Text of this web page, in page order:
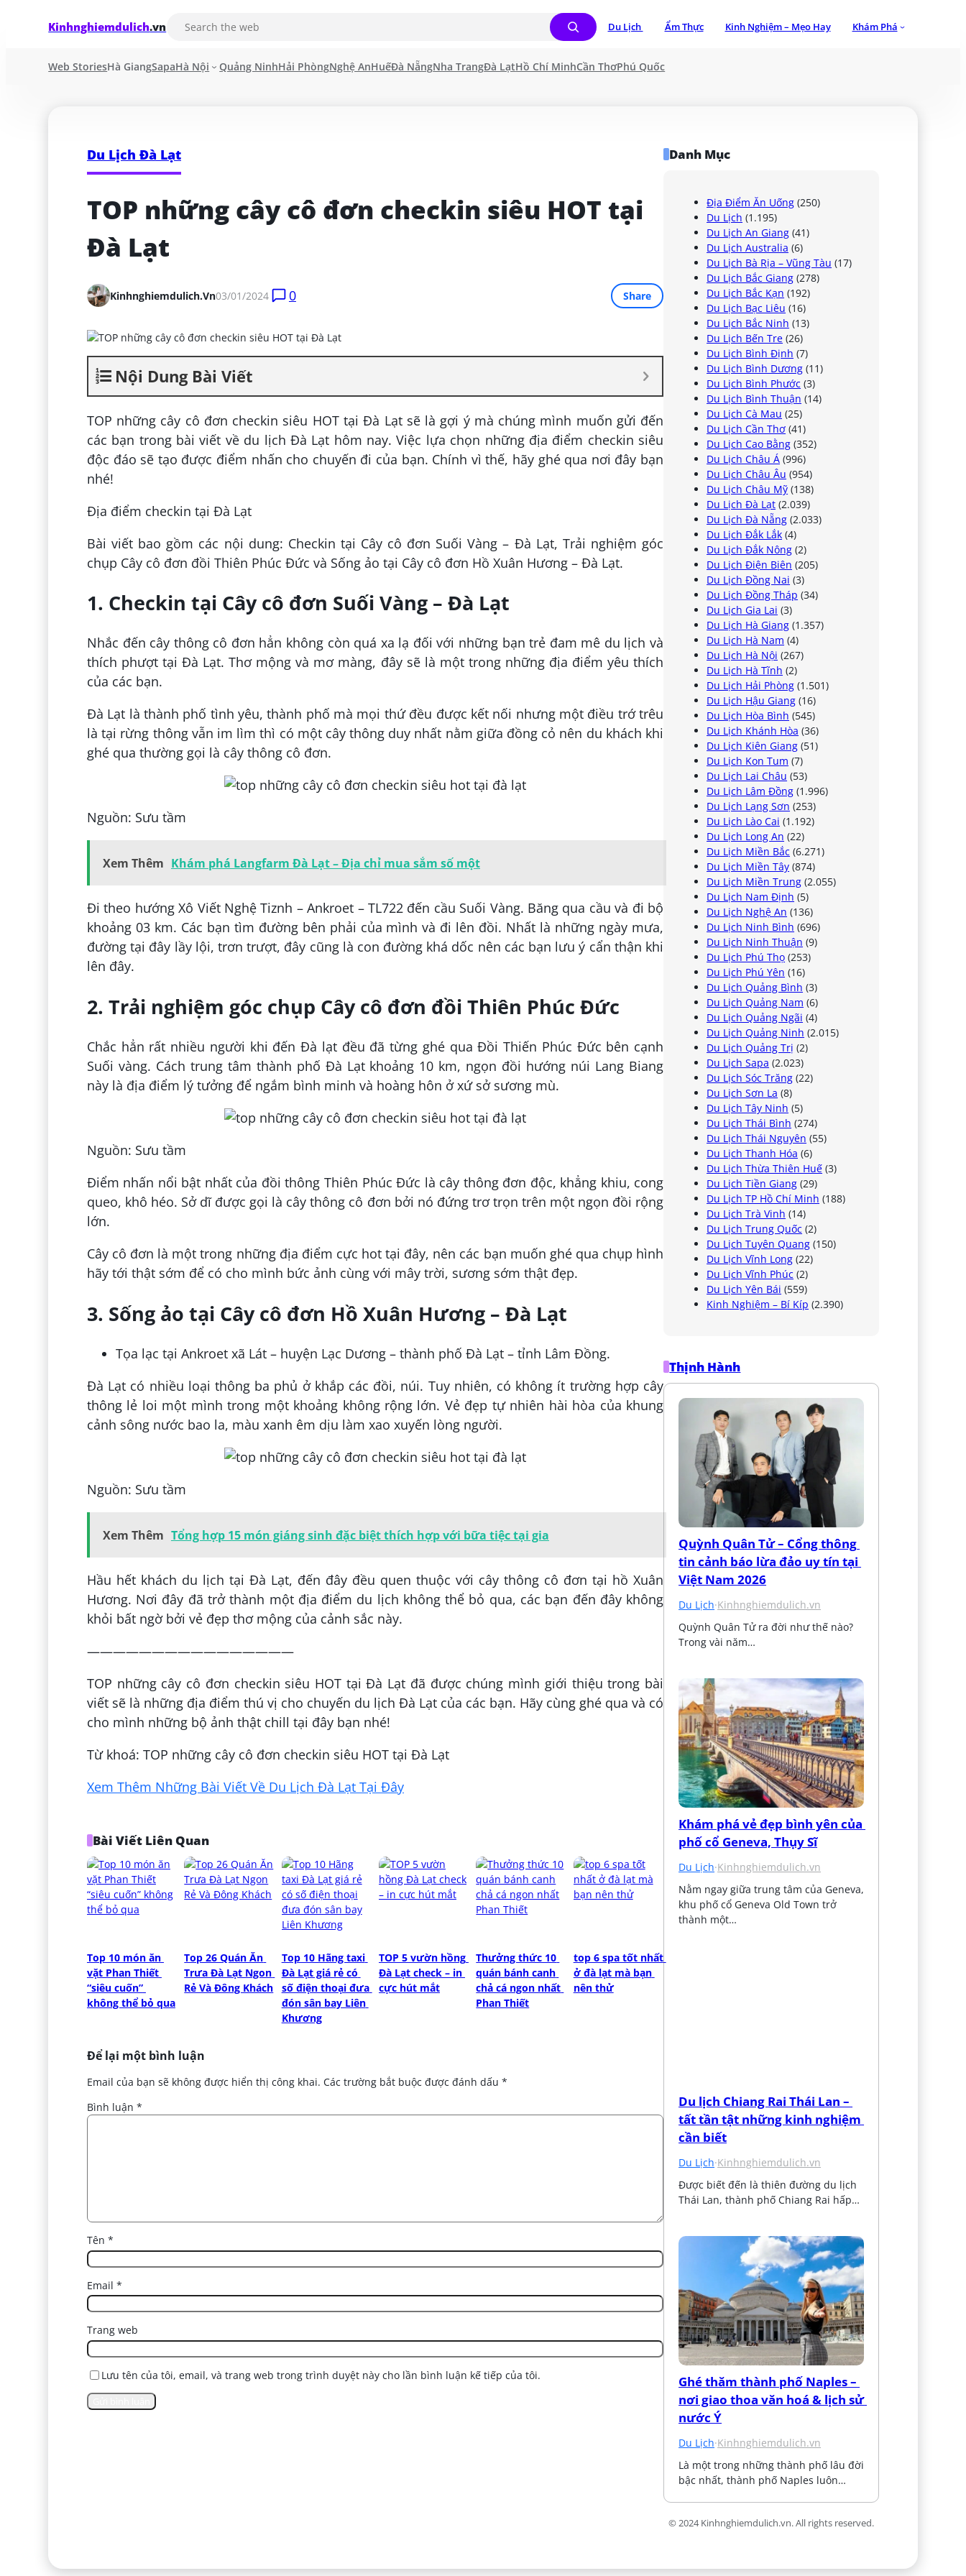
Kinhnghiemdulich.vn Du Lịch Ẩm Thực Kinh Nghiệm – Mẹo Hay Khám Phá
Web StoriesHà GiangSapaHà Nội Quảng NinhHải PhòngNghệ AnHuếĐà NẵngNha TrangĐà LạtHồ Chí MinhCần ThơPhú Quốc
Du Lịch Đà Lạt
TOP những cây cô đơn checkin siêu HOT tại
Đà Lạt
Kinhnghiemdulich.vn03/01/2024 0 Share
Nội Dung Bài Viết
TOP những cây cô đơn checkin siêu HOT tại Đà Lạt sẽ là gợi ý mà chúng mình muốn gửi đến
các bạn trong bài viết về du lịch Đà Lạt hôm nay. Việc lựa chọn những địa điểm checkin siêu
độc đáo sẽ tạo được điểm nhấn cho chuyến đi của bạn. Chính vì thế, hãy ghé qua nơi đây bạn
nhé!
Địa điểm checkin tại Đà Lạt
Bài viết bao gồm các nội dung: Checkin tại Cây cô đơn Suối Vàng – Đà Lạt, Trải nghiệm góc
chụp Cây cô đơn đồi Thiên Phúc Đức và Sống ảo tại Cây cô đơn Hồ Xuân Hương – Đà Lạt.
1. Checkin tại Cây cô đơn Suối Vàng – Đà Lạt
Nhắc đến cây thông cô đơn hẳn không còn quá xa lạ đối với những bạn trẻ đam mê du lịch và
thích phượt tại Đà Lạt. Thơ mộng và mơ màng, đây sẽ là một trong những địa điểm yêu thích
của các bạn.
Đà Lạt là thành phố tình yêu, thành phố mà mọi thứ đều được kết nối nhưng một điều trớ trêu
là tại rừng thông vẫn im lìm thì có một cây thông duy nhất nằm giữa đồng cỏ nên du khách khi
ghé qua thường gọi là cây thông cô đơn.
Nguồn: Sưu tầm
Xem Thêm Khám phá Langfarm Đà Lạt – Địa chỉ mua sắm số một
Đi theo hướng Xô Viết Nghệ Tiznh – Ankroet – TL722 đến cầu Suối Vàng. Băng qua cầu và đi bộ
khoảng 03 km. Các bạn tìm đường bên phải của mình và đi lên đồi. Nhất là những ngày mưa,
đường tại đây lầy lội, trơn trượt, đây cũng là con đường khá dốc nên các bạn lưu ý cẩn thận khi
lên đây.
2. Trải nghiệm góc chụp Cây cô đơn đồi Thiên Phúc Đức
Chắc hẳn rất nhiều người khi đến Đà lạt đều đã từng ghé qua Đồi Thiến Phúc Đức bên cạnh
Suối vàng. Cách trung tâm thành phố Đà Lạt khoảng 10 km, ngọn đồi hướng núi Lang Biang
này là địa điểm lý tưởng để ngắm bình minh và hoàng hôn ở xứ sở sương mù.
Nguồn: Sưu tầm
Điểm nhấn nổi bật nhất của đồi thông Thiên Phúc Đức là cây thông đơn độc, khẳng khiu, cong
queo, khô héo. Sở dĩ được gọi là cây thông cô đơn bởi nó đứng trơ trọn trên một ngọn đồi rộng
lớn.
Cây cô đơn là một trong những địa điểm cực hot tại đây, nên các bạn muốn ghé qua chụp hình
hãy tới thật sớm để có cho mình bức ảnh cùng với mây trời, sương sớm thật đẹp.
3. Sống ảo tại Cây cô đơn Hồ Xuân Hương – Đà Lạt
Tọa lạc tại Ankroet xã Lát – huyện Lạc Dương – thành phố Đà Lạt – tỉnh Lâm Đồng.
Đà Lạt có nhiều loại thông ba phủ ở khắp các đồi, núi. Tuy nhiên, có không ít trường hợp cây
thông lẻ loi một mình trong một khoảng không rộng lớn. Vẻ đẹp tự nhiên hài hòa của khung
cảnh sông nước bao la, màu xanh êm dịu làm xao xuyến lòng người.
Nguồn: Sưu tầm
Xem Thêm Tổng hợp 15 món giáng sinh đặc biệt thích hợp với bữa tiệc tại gia
Hầu hết khách du lịch tại Đà Lạt, đến đây đều quen thuộc với cây thông cô đơn tại hồ Xuân
Hương. Nơi đây đã trở thành một địa điểm du lịch không thể bỏ qua, các bạn đến đây không
khỏi bất ngờ bởi vẻ đẹp thơ mộng của cảnh sắc này.
————————————————
TOP những cây cô đơn checkin siêu HOT tại Đà Lạt đã được chúng mình giới thiệu trong bài
viết sẽ là những địa điểm thú vị cho chuyến du lịch Đà Lạt của các bạn. Hãy cùng ghé qua và có
cho mình những bộ ảnh thật chill tại đây bạn nhé!
Từ khoá: TOP những cây cô đơn checkin siêu HOT tại Đà Lạt
Xem Thêm Những Bài Viết Về Du Lịch Đà Lạt Tại Đây
Bài Viết Liên Quan
Top 10 món ăn
vặt Phan Thiết
“siêu cuốn”
không thể bỏ qua
Top 26 Quán Ăn
Trưa Đà Lạt Ngon
Rẻ Và Đông Khách
Top 10 Hãng taxi
Đà Lạt giá rẻ có
số điện thoại đưa
đón sân bay Liên
Khương
TOP 5 vườn hồng
Đà Lạt check – in
cực hút mắt
Thưởng thức 10
quán bánh canh
chả cá ngon nhất
Phan Thiết
top 6 spa tốt nhất
ở đà lạt mà bạn
nên thử
Để lại một bình luận
Email của bạn sẽ không được hiển thị công khai. Các trường bắt buộc được đánh dấu *
Bình luận *
Tên *
Email *
Trang web
Lưu tên của tôi, email, và trang web trong trình duyệt này cho lần bình luận kế tiếp của tôi.
Danh Mục
Địa Điểm Ăn Uống (250)
Du Lịch (1.195)
Du Lịch An Giang (41)
Du Lịch Australia (6)
Du Lịch Bà Rịa – Vũng Tàu (17)
Du Lịch Bắc Giang (278)
Du Lịch Bắc Kạn (192)
Du Lịch Bạc Liêu (16)
Du Lịch Bắc Ninh (13)
Du Lịch Bến Tre (26)
Du Lịch Bình Định (7)
Du Lịch Bình Dương (11)
Du Lịch Bình Phước (3)
Du Lịch Bình Thuận (14)
Du Lịch Cà Mau (25)
Du Lịch Cần Thơ (41)
Du Lịch Cao Bằng (352)
Du Lịch Châu Á (996)
Du Lịch Châu Âu (954)
Du Lịch Châu Mỹ (138)
Du Lịch Đà Lạt (2.039)
Du Lịch Đà Nẵng (2.033)
Du Lịch Đắk Lắk (4)
Du Lịch Đắk Nông (2)
Du Lịch Điện Biên (205)
Du Lịch Đồng Nai (3)
Du Lịch Đồng Tháp (34)
Du Lịch Gia Lai (3)
Du Lịch Hà Giang (1.357)
Du Lịch Hà Nam (4)
Du Lịch Hà Nội (267)
Du Lịch Hà Tĩnh (2)
Du Lịch Hải Phòng (1.501)
Du Lịch Hậu Giang (16)
Du Lịch Hòa Bình (545)
Du Lịch Khánh Hòa (36)
Du Lịch Kiên Giang (51)
Du Lịch Kon Tum (7)
Du Lịch Lai Châu (53)
Du Lịch Lâm Đồng (1.996)
Du Lịch Lạng Sơn (253)
Du Lịch Lào Cai (1.192)
Du Lịch Long An (22)
Du Lịch Miền Bắc (6.271)
Du Lịch Miền Tây (874)
Du Lịch Miền Trung (2.055)
Du Lịch Nam Định (5)
Du Lịch Nghệ An (136)
Du Lịch Ninh Bình (696)
Du Lịch Ninh Thuận (9)
Du Lịch Phú Thọ (253)
Du Lịch Phú Yên (16)
Du Lịch Quảng Bình (3)
Du Lịch Quảng Nam (6)
Du Lịch Quảng Ngãi (4)
Du Lịch Quảng Ninh (2.015)
Du Lịch Quảng Trị (2)
Du Lịch Sapa (2.023)
Du Lịch Sóc Trăng (22)
Du Lịch Sơn La (8)
Du Lịch Tây Ninh (5)
Du Lịch Thái Bình (274)
Du Lịch Thái Nguyên (55)
Du Lịch Thanh Hóa (6)
Du Lịch Thừa Thiên Huế (3)
Du Lịch Tiền Giang (29)
Du Lịch TP Hồ Chí Minh (188)
Du Lịch Trà Vinh (14)
Du Lịch Trung Quốc (2)
Du Lịch Tuyên Quang (150)
Du Lịch Vĩnh Long (22)
Du Lịch Vĩnh Phúc (2)
Du Lịch Yên Bái (559)
Kinh Nghiệm – Bí Kíp (2.390)
Thịnh Hành
Quỳnh Quân Tử – Cổng thông
tin cảnh báo lừa đảo uy tín tại
Việt Nam 2026
Du Lịch·Kinhnghiemdulich.vn
Quỳnh Quân Tử ra đời như thế nào?
Trong vài năm…
Khám phá vẻ đẹp bình yên của
phố cổ Geneva, Thụy Sĩ
Du Lịch·Kinhnghiemdulich.vn
Nằm ngay giữa trung tâm của Geneva,
khu phố cổ Geneva Old Town trở
thành một…
Du lịch Chiang Rai Thái Lan –
tất tần tật những kinh nghiệm
cần biết
Du Lịch·Kinhnghiemdulich.vn
Được biết đến là thiên đường du lịch
Thái Lan, thành phố Chiang Rai hấp…
Ghé thăm thành phố Naples –
nơi giao thoa văn hoá & lịch sử
nước Ý
Du Lịch·Kinhnghiemdulich.vn
Là một trong những thành phố lâu đời
bậc nhất, thành phố Naples luôn…
© 2024 Kinhnghiemdulich.vn. All rights reserved.